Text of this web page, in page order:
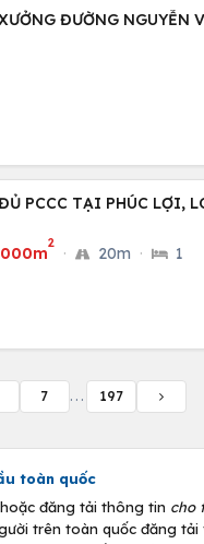
ĐƯỜNG NGUYỄN
PCCC TẠI PHÚC LỢI,
2
· 20m · 1
7 ... 197
toàn quốc
đăng tải thông tin cho
trên toàn quốc đăng tải